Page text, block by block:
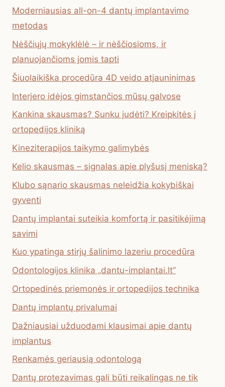
Moderniausias all-on-4 dantų implantavimo
metodas
Nėščiųjų mokyklėlė – ir nėščiosioms, ir
planuojančioms jomis tapti
Šiuolaikiška procedūra 4D veido atjauninimas
Interjero idėjos gimstančios mūsų galvose
Kankina skausmas? Sunku judėti? Kreipkitės į
ortopedijos kliniką
Kineziterapijos taikymo galimybės
Kelio skausmas – signalas apie plyšusį meniską?
Klubo sąnario skausmas neleidžia kokybiškai
gyventi
Dantų implantai suteikia komfortą ir pasitikėjimą
savimi
Kuo ypatinga stirjų šalinimo lazeriu procedūra
Odontologijos klinika „dantu-implantai.lt”
Ortopedinės priemonės ir ortopedijos technika
Dantų implantų privalumai
Dažniausiai užduodami klausimai apie dantų
implantus
Renkamės geriausią odontologą
Dantų protezavimas gali būti reikalingas ne tik